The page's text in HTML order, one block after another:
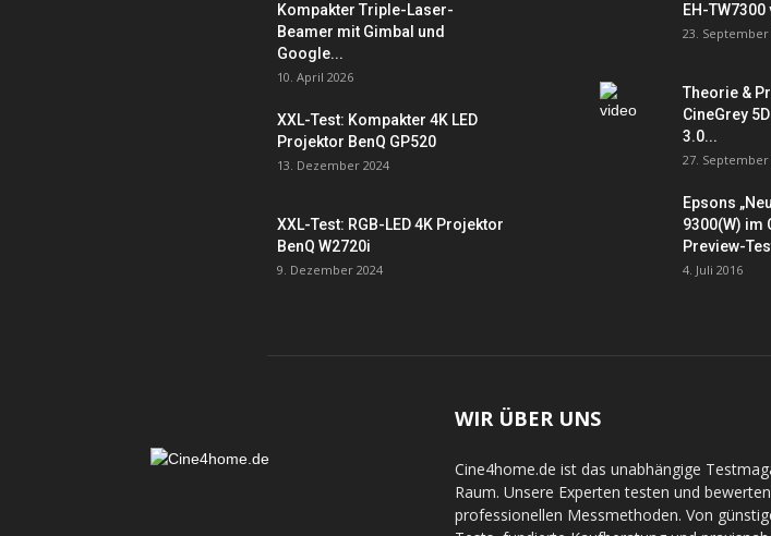
Kompakter Triple-Laser-
Beamer mit Gimbal und
Google...
10. April 2026
XXL-Test: Kompakter 4K LED
Projektor BenQ GP520
13. Dezember 2024
XXL-Test: RGB-LED 4K Projektor
BenQ W2720i
9. Dezember 2024
EH-TW7300
23. September
Theorie &
CineGrey
3.0...
27. September
Epsons
9300(W) im
Preview-
4. Juli 2016
WIR ÜBER UNS
Cine4home.de ist das unabhängige
Raum. Unsere Experten testen und
professionellen Messmethoden. Von